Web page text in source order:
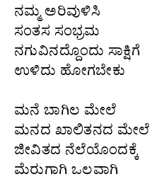
ನಮ್ಮ ಅರಿವುಳಿಸಿ
ಸಂತಸ ಸಂಭ್ರಮ
ನಗುವಿನದ್ದೊಂದು ಸಾಕ್ಷಿಗೆ
ಉಳಿದು ಹೋಗಬೇಕು
ಮನೆ ಬಾಗಿಲ ಮೇಲೆ
ಮನದ ಖಾಲಿತನದ ಮೇಲೆ
ಜೀವಿತದ ನೆಲೆಯೊಂದಕ್ಕೆ
ಮೆರುಗಾಗಿ ಒಲವಾಗಿ